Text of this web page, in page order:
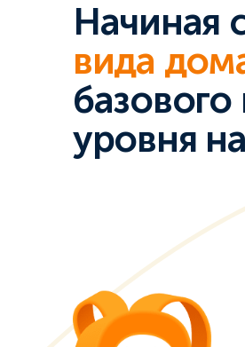
Начиная
вида
уровня